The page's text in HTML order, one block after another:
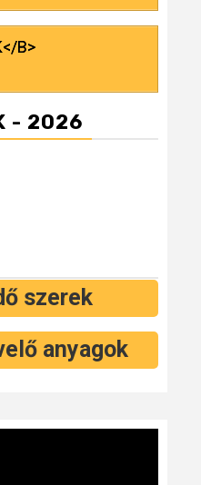
- 2026
szerek
anyagok